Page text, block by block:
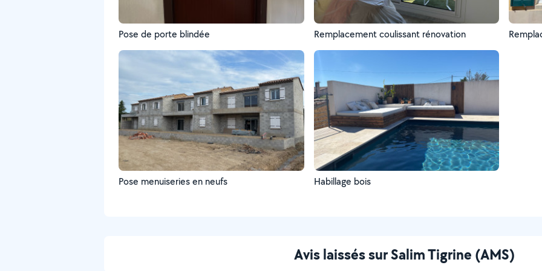
Pose de porte blindée Remplacement coulissant rénovation
Pose menuiseries en neufs Habillage bois
Avis laissés sur Salim Tigrine (AMS)